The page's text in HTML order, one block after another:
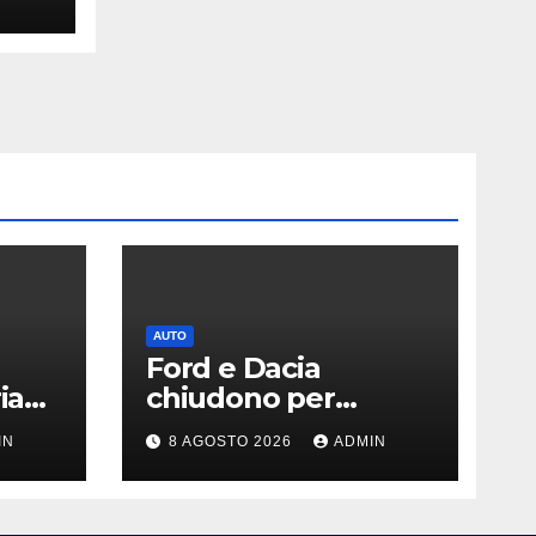
AUTO
Ford e Dacia
chiudono per
siccità: il Danubio
ferma la produzione
auto
8 AGOSTO 2026 ADMIN